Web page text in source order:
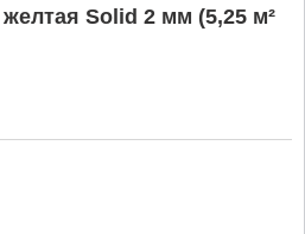
Solid 2 мм (5,25 м²